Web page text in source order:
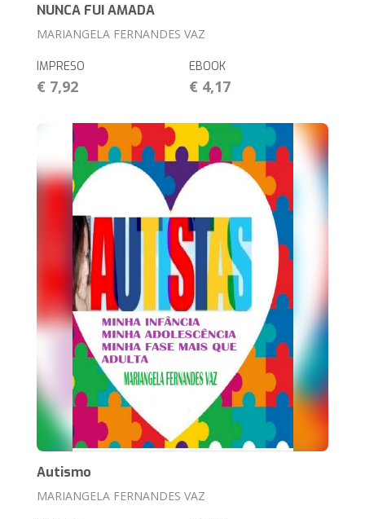
NUNCA FUI AMADA
MARIANGELA FERNANDES VAZ
IMPRESO
€ 7,92
EBOOK
€ 4,17
Autismo
MARIANGELA FERNANDES VAZ